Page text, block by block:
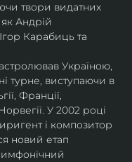
твори видатних
Андрій
Карабиць та
Україною,
турне, виступаючи в
Франції,
У 2002 році
і композитор
новий етап